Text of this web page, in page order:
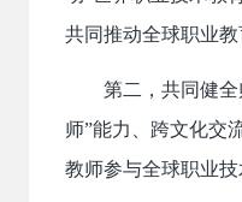
共同推动全球职业教
第二，共同健
师”能力、跨文化交
教师参与全球职业